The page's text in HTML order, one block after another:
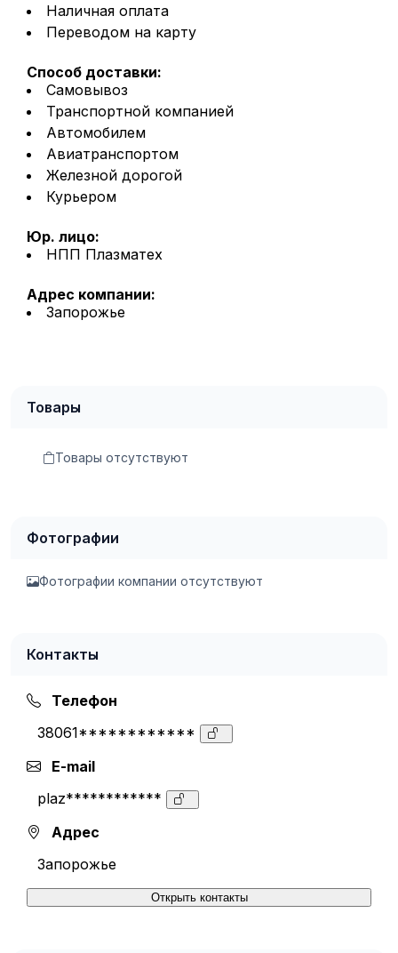
Наличная оплата
Переводом на карту
Способ доставки:
Самовывоз
Транспортной компанией
Автомобилем
Авиатранспортом
Железной дорогой
Курьером
Юр. лицо:
НПП Плазматех
Адрес компании:
Запорожье
Товары
Товары отсутствуют
Фотографии
Фотографии компании отсутствуют
Контакты
Телефон
38061************
E-mail
plaz************
Адрес
Запорожье
Открыть контакты